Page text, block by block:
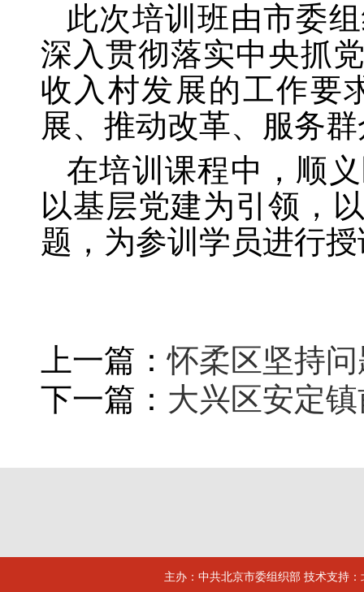
此次培训班由市委
深入贯彻落实中央抓
收入村发展的工作要
展、推动改革、服务
在培训课程中，顺
以基层党建为引领，
题，为参训学员进行
上一篇：怀柔区坚持
下一篇： 大兴区安定
主办：中共北京市委组织部 技术支持